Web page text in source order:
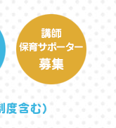
度含む）